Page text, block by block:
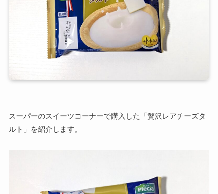
スーパーのスイーツコーナーで購入した「贅沢レアチーズタ
ルト」を紹介します。